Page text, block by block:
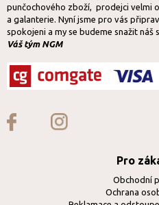
punčochového zboží, prodejci velmi
a galanterie. Nyní jsme pro vás
spokojeni a my se budeme snažit náš
Váš tým NGM
Pro
Obchodní
Ochrana